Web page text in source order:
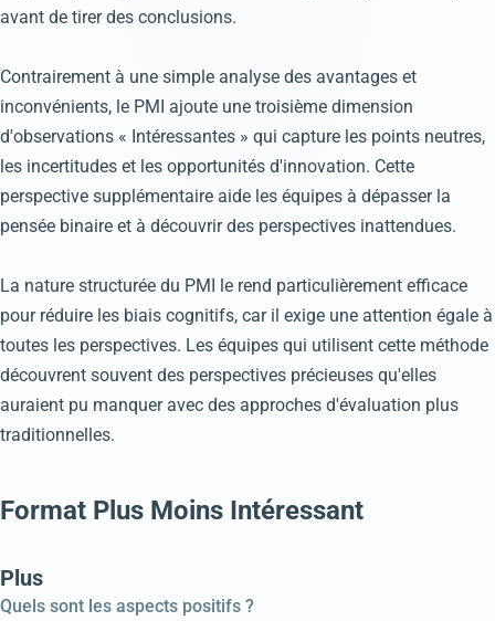
avant de tirer des conclusions.
Contrairement à une simple analyse des avantages et
inconvénients, le PMI ajoute une troisième dimension
d'observations « Intéressantes » qui capture les points neutres,
les incertitudes et les opportunités d'innovation. Cette
perspective supplémentaire aide les équipes à dépasser la
pensée binaire et à découvrir des perspectives inattendues.
La nature structurée du PMI le rend particulièrement efficace
pour réduire les biais cognitifs, car il exige une attention égale à
toutes les perspectives. Les équipes qui utilisent cette méthode
découvrent souvent des perspectives précieuses qu'elles
auraient pu manquer avec des approches d'évaluation plus
traditionnelles.
Format Plus Moins Intéressant
Plus
Quels sont les aspects positifs ?